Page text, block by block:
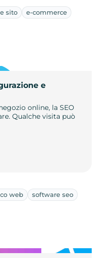
sito e-commerce
e
online, la SEO
Qualche visita può
web
software seo